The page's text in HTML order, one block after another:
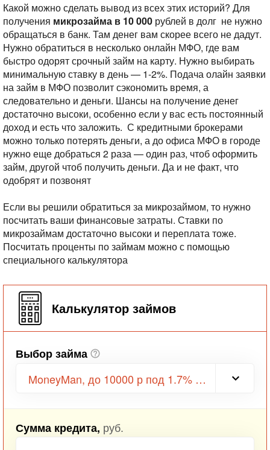
Какой можно сделать вывод из всех этих историй? Для
получения микрозайма в 10 000 рублей в долг не нужно
обращаться в банк. Там денег вам скорее всего не дадут.
Нужно обратиться в несколько онлайн МФО, где вам
быстро одорят срочный займ на карту. Нужно выбирать
минимальную ставку в день — 1-2%. Подача олайн заявки
на займ в МФО позволит сэкономить время, а
следовательно и деньги. Шансы на получение денег
достаточно высоки, особенно если у вас есть постоянный
доход и есть что заложить. С кредитными брокерами
можно только потерять деньги, а до офиса МФО в городе
нужно еще добраться 2 раза — один раз, чтоб оформить
займ, другой чтоб получить деньги. Да и не факт, что
одобрят и позвонят
Если вы решили обратиться за микрозаймом, то нужно
посчитать ваши финансовые затраты. Ставки по
микрозаймам достаточно высоки и переплата тоже.
Посчитать проценты по займам можно с помощью
специального калькулятора
Калькулятор займов
Выбор займа
MoneyMan, до 10000 р под 1.7% в день
Сумма кредита, руб.